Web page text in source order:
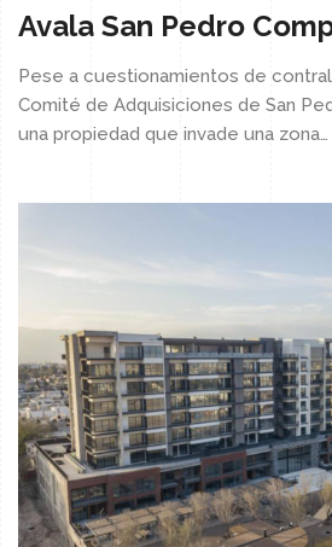
Pese a cuestionamientos de
Comité de Adquisiciones de San
una propiedad que invade una zona…